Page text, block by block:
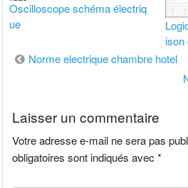
Oscilloscope schéma électriq
ue
ison
Navigation
Norme electrique chambre hotel
Laisser un commentaire
Votre adresse e-mail ne sera pas
obligatoires sont indiqués avec*